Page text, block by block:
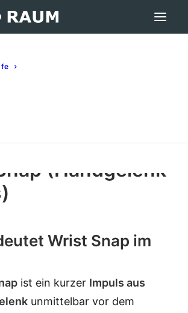
(Handgelenk Impuls) – Darts-
Glossar (A–Z): Begriffe & Bedeutung
(Handgelenk
Wrist Snap im
ist ein kurzer Impuls aus
unmittelbar vor dem